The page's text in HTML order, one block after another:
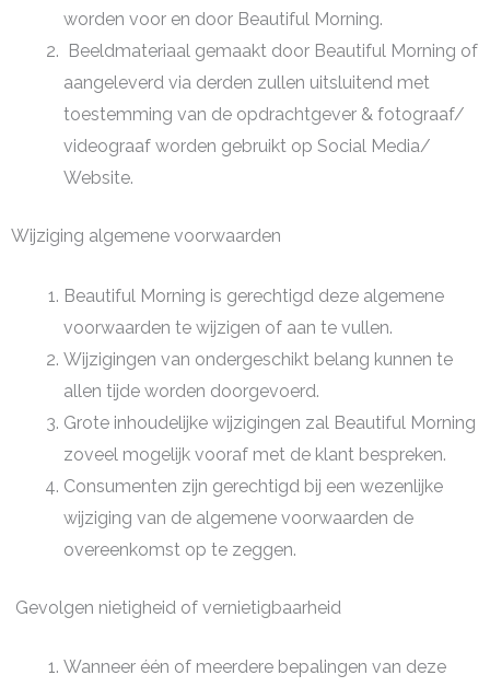
worden voor en door Beautiful Morning.
Beeldmateriaal gemaakt door Beautiful Morning of
aangeleverd via derden zullen uitsluitend met
toestemming van de opdrachtgever & fotograaf/
videograaf worden gebruikt op Social Media/
Website.
Wijziging algemene voorwaarden
Beautiful Morning is gerechtigd deze algemene
voorwaarden te wijzigen of aan te vullen.
Wijzigingen van ondergeschikt belang kunnen te
allen tijde worden doorgevoerd.
Grote inhoudelijke wijzigingen zal Beautiful Morning
zoveel mogelijk vooraf met de klant bespreken.
Consumenten zijn gerechtigd bij een wezenlijke
wijziging van de algemene voorwaarden de
overeenkomst op te zeggen.
Gevolgen nietigheid of vernietigbaarheid
Wanneer één of meerdere bepalingen van deze